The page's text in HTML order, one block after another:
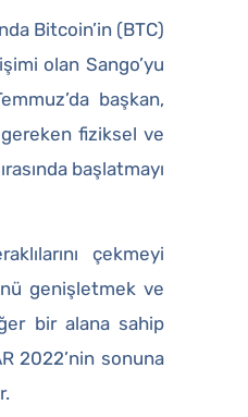
Bitcoin’in (BTC)
olan Sango’yu
başkan,
gereken fiziksel ve
başlatmayı
çekmeyi
genişletmek ve
bir alana sahip
2022’nin sonuna